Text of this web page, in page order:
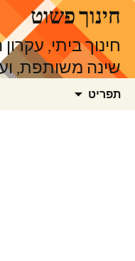
לדלג
לתוכןחינוך פשוט
חינוך ביתי,
שינה משותפת,
תפריט